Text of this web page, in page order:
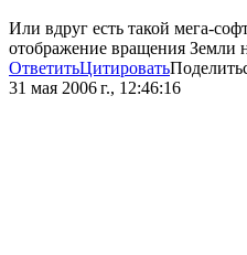
Или вдруг есть такой мега-
отображение вращения Земли
ОтветитьЦитировать
31 мая 2006 г., 12:46:16